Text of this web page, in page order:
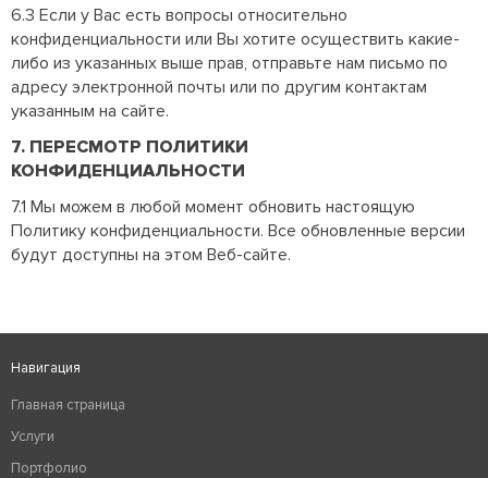
6.3 Если у Вас есть вопросы относительно
конфиденциальности или Вы хотите осуществить какие-
либо из указанных выше прав, отправьте нам письмо по
адресу электронной почты или по другим контактам
указанным на сайте.
7. ПЕРЕСМОТР ПОЛИТИКИ
КОНФИДЕНЦИАЛЬНОСТИ
7.1 Мы можем в любой момент обновить настоящую
Политику конфиденциальности. Все обновленные версии
будут доступны на этом Веб-сайте.
Навигация
Главная страница
Услуги
Портфолио